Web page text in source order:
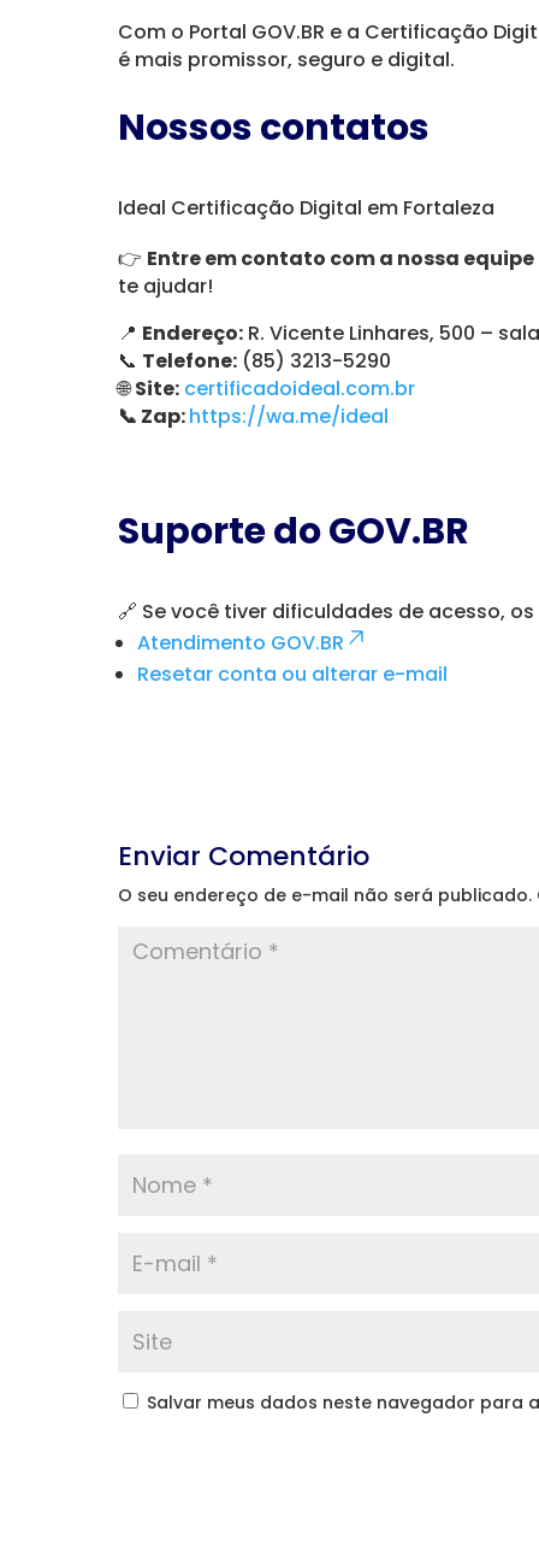
Com o Portal GOV.BR e a Certificação
é mais promissor, seguro e digital.
Nossos contatos
Ideal Certificação Digital em Fortaleza
👉 Entre em contato com a nossa equipe
te ajudar!
📍 Endereço: R. Vicente Linhares, 500 –
📞 Telefone: (85) 3213-5290
🌐 Site: certificadoideal.com.br
📞 Zap:https://wa.me/ideal
Suporte do GOV.BR
🔗 Se você tiver dificuldades de acesso,
Atendimento GOV.BR
Resetar conta ou alterar e-mail
Enviar Comentário
O seu endereço de e-mail não será publicado.
Salvar meus dados neste navegador para